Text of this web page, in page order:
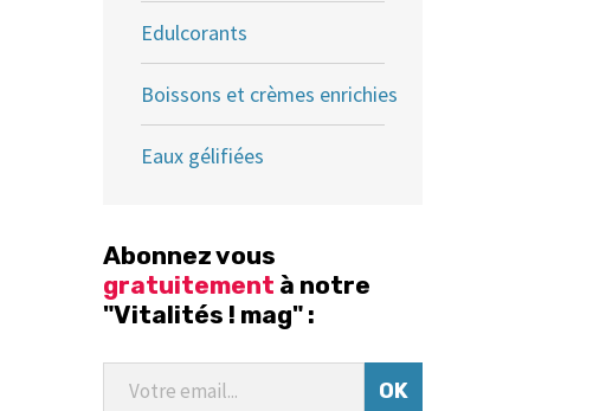
Edulcorants
Boissons et crèmes enrichies
Eaux gélifiées
Abonnez vous
gratuitement à notre
"Vitalités ! mag" :